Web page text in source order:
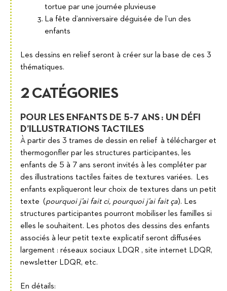
tortue par une journée pluvieuse
La fête d’anniversaire déguisée de l’un des
enfants
Les dessins en relief seront à créer sur la base de ces 3
thématiques.
2 CATÉGORIES
POUR LES ENFANTS DE 5-7 ANS : UN DÉFI
D’ILLUSTRATIONS TACTILES
À partir des 3 trames de dessin en relief à télécharger et
thermogonfler par les structures participantes, les
enfants de 5 à 7 ans seront invités à les compléter par
des illustrations tactiles faites de textures variées. Les
enfants expliqueront leur choix de textures dans un petit
texte (pourquoi j’ai fait ci, pourquoi j’ai fait ça). Les
structures participantes pourront mobiliser les familles si
elles le souhaitent. Les photos des dessins des enfants
associés à leur petit texte explicatif seront diffusées
largement : réseaux sociaux LDQR , site internet LDQR,
newsletter LDQR, etc.
En détails: